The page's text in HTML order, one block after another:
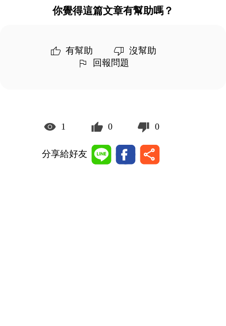
你覺得這篇文章有幫助嗎？
有幫助
沒幫助
回報問題
1 0 0
分享給好友